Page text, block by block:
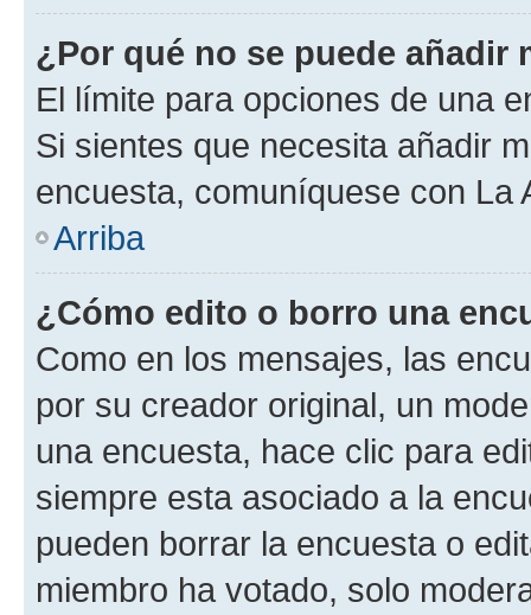
¿Por qué no se puede añadir
El límite para opciones de una
Si sientes que necesita añadir
encuesta, comuníquese con La
Arriba
¿Cómo edito o borro una
Como en los mensajes, las
por su creador original, un
una encuesta, hace clic para
siempre esta asociado a la
pueden borrar la encuesta o
miembro ha votado, solo